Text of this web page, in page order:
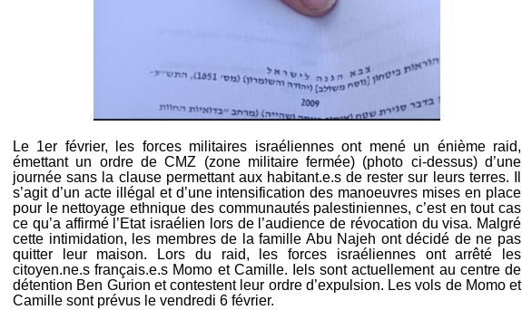
Le 1er février, les forces militaires israéliennes ont mené un énième raid,
émettant un ordre de CMZ (zone militaire fermée) (photo ci-dessus) d’une
journée sans la clause permettant aux habitant.e.s de rester sur leurs terres. Il
s’agit d’un acte illégal et d’une intensification des manoeuvres mises en place
pour le nettoyage ethnique des communautés palestiniennes, c’est en tout cas
ce qu’a affirmé l’Etat israélien lors de l’audience de révocation du visa. Malgré
cette intimidation, les membres de la famille Abu Najeh ont décidé de ne pas
quitter leur maison. Lors du raid, les forces israéliennes ont arrêté les
citoyen.ne.s français.e.s Momo et Camille. Iels sont actuellement au centre de
détention Ben Gurion et contestent leur ordre d’expulsion. Les vols de Momo et
Camille sont prévus le vendredi 6 février.